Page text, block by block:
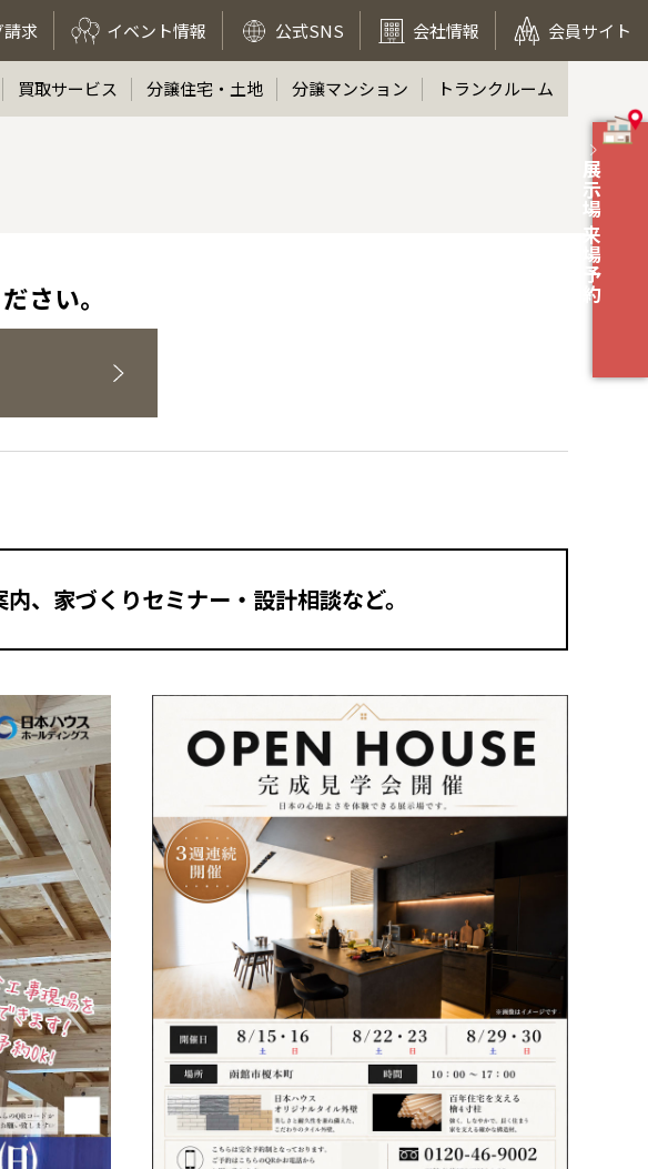
求 イベント情報 公式SNS 会社情報 会員サイト
展示場 来場予約
買取サービス 分譲住宅・土地 分譲マンション トランクルーム
さい。
、家づくりセミナー・設計相談など。